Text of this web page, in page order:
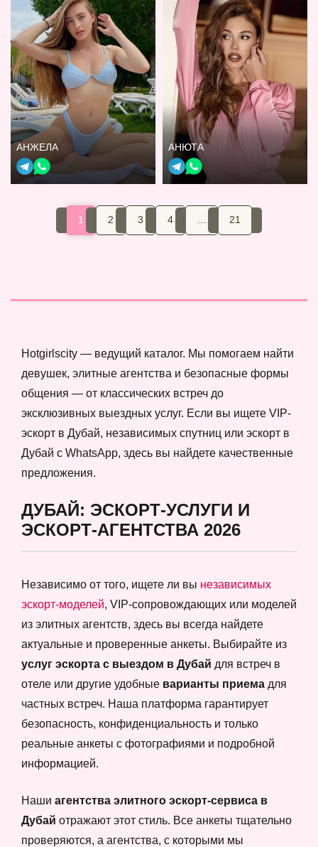
АНЖЕЛА АНЮТА
1 2 3 4 21
Hotgirlscity — ведущий каталог. Мы помогаем найти
девушек, элитные агентства и безопасные формы
общения — от классических встреч до
эксклюзивных выездных услуг. Если вы ищете VIP-
эскорт в Дубай, независимых спутниц или эскорт в
Дубай с WhatsApp, здесь вы найдете качественные
предложения.
ДУБАЙ: ЭСКОРТ-УСЛУГИ И
ЭСКОРТ-АГЕНТСТВА 2026
Независимо от того, ищете ли вы независимых
эскорт-моделей, VIP-сопровождающих или моделей
из элитных агентств, здесь вы всегда найдете
актуальные и проверенные анкеты. Выбирайте из
услуг эскорта с выездом в Дубай для встреч в
отеле или другие удобные варианты приема для
частных встреч. Наша платформа гарантирует
безопасность, конфиденциальность и только
реальные анкеты с фотографиями и подробной
информацией.
Наши агентства элитного эскорт-сервиса в
Дубай отражают этот стиль. Все анкеты тщательно
проверяются, а агентства, с которыми мы